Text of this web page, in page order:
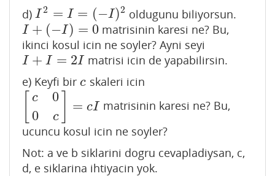
d) I 2 = I = (−I)2
I2= =( −I) 2 oldugunu biliyorsun.
I + (−I) = 0
I+ (−I =0
matrisinin karesi ne? Bu,
ikinci kosul icin ne soyler? Ayni seyi
I + I = 2I
I+ I=2I
matrisi icin de yapabilirsin.
e) Keyfi bir c
c skaleri icin
c
0
0
c
= cI matrisinin karesi ne? Bu,
ucuncu kosul icin ne soyler?
Not: a ve b siklarini dogru cevapladiysan, c,
d, e siklarina ihtiyacin yok.